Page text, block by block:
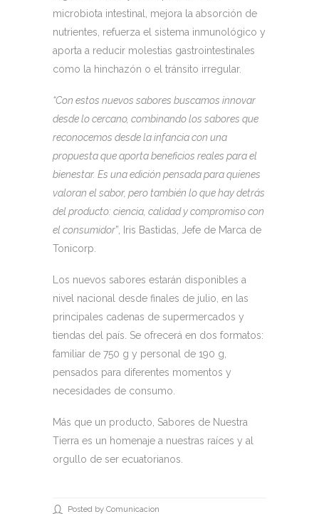
microbiota intestinal, mejora la absorción de
nutrientes, refuerza el sistema inmunológico y
aporta a reducir molestias gastrointestinales
como la hinchazón o el tránsito irregular.
“Con estos nuevos sabores buscamos innovar
desde lo cercano, combinando los sabores que
reconocemos desde la infancia con una
propuesta que aporta beneficios reales para el
bienestar. Es una edición pensada para quienes
valoran el sabor, pero también lo que hay detrás
del producto: ciencia, calidad y compromiso con
el consumidor”, Iris Bastidas, Jefe de Marca de
Tonicorp.
Los nuevos sabores estarán disponibles a
nivel nacional desde finales de julio, en las
principales cadenas de supermercados y
tiendas del país. Se ofrecerá en dos formatos:
familiar de 750 g y personal de 190 g,
pensados para diferentes momentos y
necesidades de consumo.
Más que un producto, Sabores de Nuestra
Tierra es un homenaje a nuestras raíces y al
orgullo de ser ecuatorianos.
Posted by Comunicacion